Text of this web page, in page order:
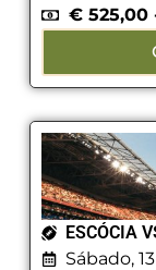
€525,00
ESCÓCIA
Sábado,